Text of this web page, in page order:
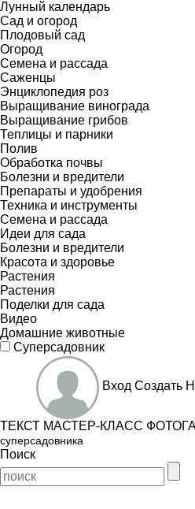
Лунный календарь
Сад и огород
Плодовый сад
Огород
Семена и рассада
Саженцы
Энциклопедия роз
Выращивание винограда
Выращивание грибов
Теплицы и парники
Полив
Обработка почвы
Болезни и вредители
Препараты и удобрения
Техника и инструменты
Семена и рассада
Идеи для сада
Болезни и вредители
Красота и здоровье
Растения
Растения
Поделки для сада
Видео
Домашние животные
Суперсадовник
Вход Создать
ТЕКСТ МАСТЕР-КЛАСС
суперсадовника
Поиск